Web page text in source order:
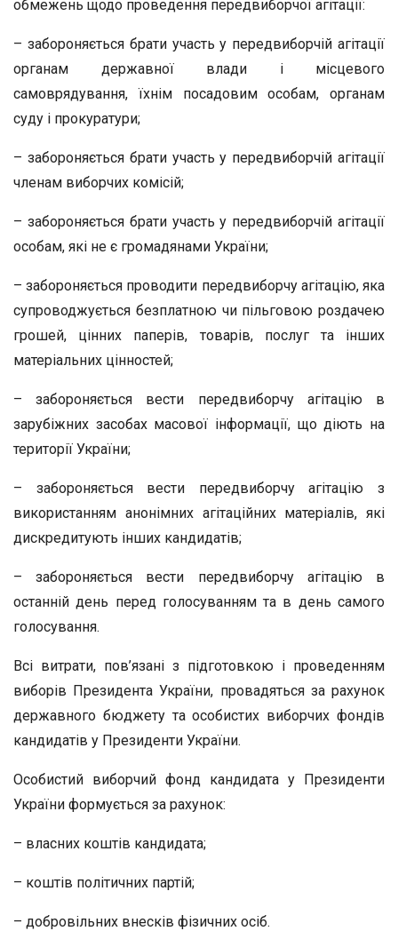
обмежень щодо проведення передвиборчої агітації:
– забороняється брати участь у передвиборчій агітації
органам державної влади і місцевого
самоврядування, їхнім посадовим особам, органам
суду і прокуратури;
– забороняється брати участь у передвиборчій агітації
членам виборчих комісій;
– забороняється брати участь у передвиборчій агітації
особам, які не є громадянами України;
– забороняється проводити передвиборчу агітацію, яка
супроводжується безплатною чи пільговою роздачею
грошей, цінних паперів, товарів, послуг та інших
матеріальних цінностей;
– забороняється вести передвиборчу агітацію в
зарубіжних засобах масової інформації, що діють на
території України;
– забороняється вести передвиборчу агітацію з
використанням анонімних агітаційних матеріалів, які
дискредитують інших кандидатів;
– забороняється вести передвиборчу агітацію в
останній день перед голосуванням та в день самого
голосування.
Всі витрати, пов’язані з підготовкою і проведенням
виборів Президента України, провадяться за рахунок
державного бюджету та особистих виборчих фондів
кандидатів у Президенти України.
Особистий виборчий фонд кандидата у Президенти
України формується за рахунок:
– власних коштів кандидата;
– коштів політичних партій;
– добровільних внесків фізичних осіб.